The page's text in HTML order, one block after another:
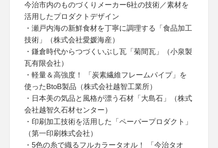
今治市内のものづくりメーカー6社の技術／素材を
活用したプロダクトデザイン
・瀬戸内海の新鮮食材を丁寧に調理する「食品加工
技術」（株式会社愛媛海産）
・鎌倉時代からつづくいぶし瓦「菊間瓦」（小泉製
瓦有限会社）
・軽量＆高強度！ 「炭素繊維フレームパイプ」を
使ったBtoB製品（株式会社越智工業所）
・日本美の気品と風格が漂う石材「大島石」（株式
会社越智久石材センター）
・印刷加工技術を活用した「ペーパープロダクト」
（第一印刷株式会社）
・5色の糸で織るフルカラータオル！ 「今治タオ